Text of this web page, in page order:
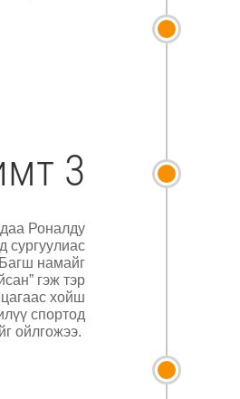
3
Роналду
сургуулиас
намайг
гэж тэр
хойш
спортод
ойлгожээ.